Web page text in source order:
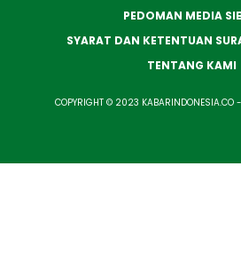
PEDOMAN MEDIA
SYARAT DAN KETENTUAN
TENTANG KAMI
COPYRIGHT © 2023 KABARINDONESIA.CO